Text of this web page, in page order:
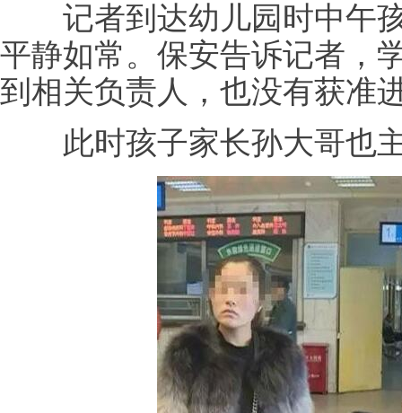
记者到达幼儿园时中午孩
平静如常。保安告诉记者，
到相关负责人，也没有获准
此时孩子家长孙大哥也主